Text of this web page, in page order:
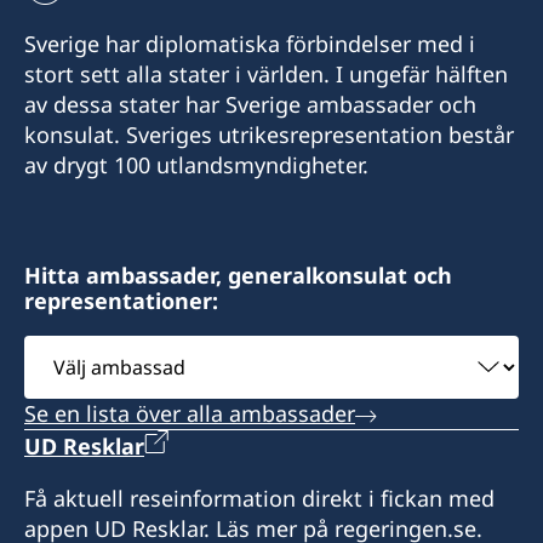
info@consulateofswedencluj.org
carl.widell@consulateofswedencluj.org
Sveriges honorärkonsulat / Consulate of
Expeditionstid:
måndag-fredag. Ring för tidsbokning.
Honorärkonsul
Carl Widell
Sverige har diplomatiska förbindelser med i
stort sett alla stater i världen. I ungefär hälften
av dessa stater har Sverige ambassader och
konsulat. Sveriges utrikesrepresentation består
av drygt 100 utlandsmyndigheter.
Hitta ambassader, generalkonsulat och
representationer:
Välj
ambassad
Se en lista över alla ambassader
UD Resklar
Få aktuell reseinformation direkt i fickan med
appen UD Resklar. Läs mer på regeringen.se.